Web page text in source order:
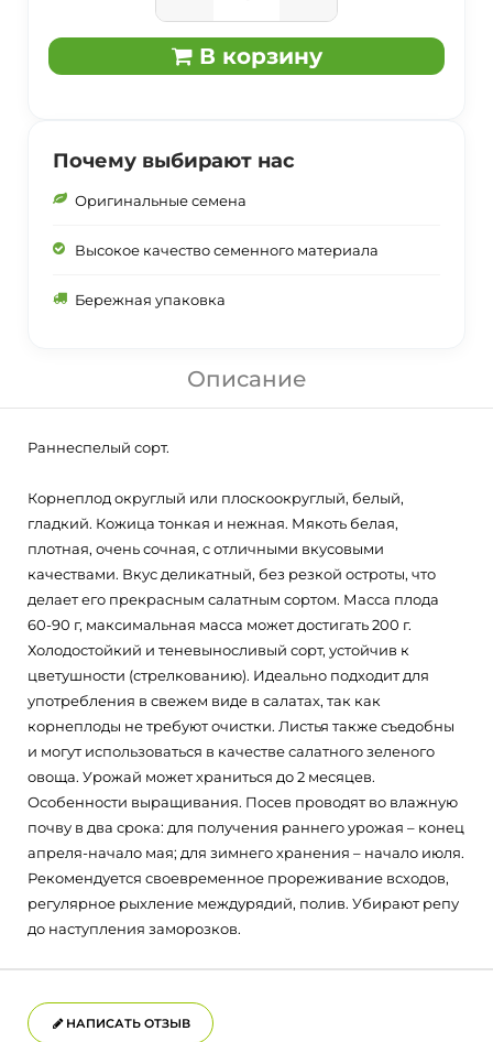
В корзину
Почему выбирают нас
Оригинальные семена
Высокое качество семенного материала
Бережная упаковка
Описание
Раннеспелый сорт.
Корнеплод округлый или плоскоокруглый, белый,
гладкий. Кожица тонкая и нежная. Мякоть белая,
плотная, очень сочная, с отличными вкусовыми
качествами. Вкус деликатный, без резкой остроты, что
делает его прекрасным салатным сортом. Масса плода
60-90 г, максимальная масса может достигать 200 г.
Холодостойкий и теневыносливый сорт, устойчив к
цветушности (стрелкованию). Идеально подходит для
употребления в свежем виде в салатах, так как
корнеплоды не требуют очистки. Листья также съедобны
и могут использоваться в качестве салатного зеленого
овоща. Урожай может храниться до 2 месяцев.
Особенности выращивания. Посев проводят во влажную
почву в два срока: для получения раннего урожая – конец
апреля-начало мая; для зимнего хранения – начало июля.
Рекомендуется своевременное прореживание всходов,
регулярное рыхление междурядий, полив. Убирают репу
до наступления заморозков.
НАПИСАТЬ ОТЗЫВ